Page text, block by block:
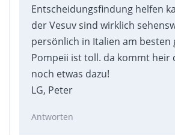
Entscheidungsfindung helfen
der Vesuv sind wirklich
persönlich in Italien am besten
Pompeii ist toll. da kommt heir
noch etwas dazu!
LG, Peter
Antworten